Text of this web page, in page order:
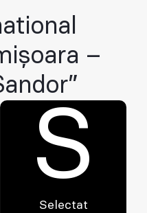
–
S
Selectat